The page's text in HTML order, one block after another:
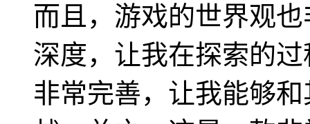
而且，游戏的世界观
深度，让我在探索的
非常完善，让我能够